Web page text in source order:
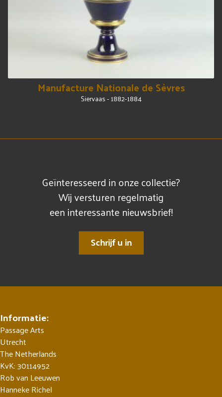
Manufacture Nationale de Sèvres
Siervaas - 1882-1884
Geïnteresseerd in onze collectie?
Wij versturen regelmatig
een interessante nieuwsbrief!
Schrijf u in
Informatie:
Passage Arts
Utrecht
The Netherlands
KvK: 30114952
Rob van Leeuwen
Hanneke Richel